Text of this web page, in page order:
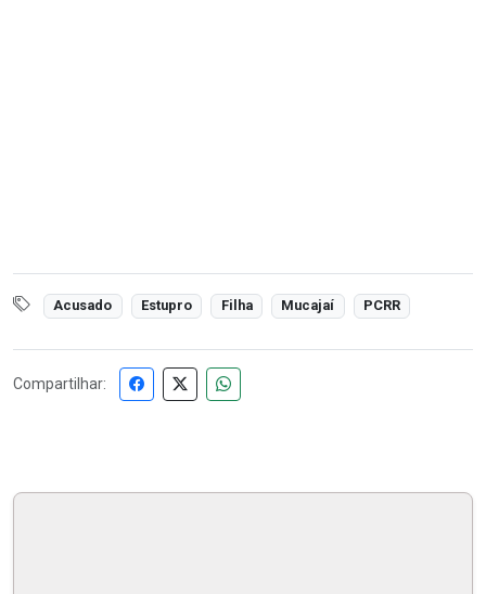
Acusado Estupro Filha Mucajaí PCRR
Compartilhar: